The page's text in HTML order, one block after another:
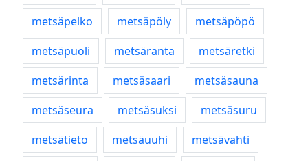
metsäpelko
metsäpöly
metsäpöpö
metsäpuoli
metsäranta
metsäretki
metsärinta
metsäsaari
metsäsauna
metsäseura
metsäsuksi
metsäsuru
metsätieto
metsäuuhi metsävahti